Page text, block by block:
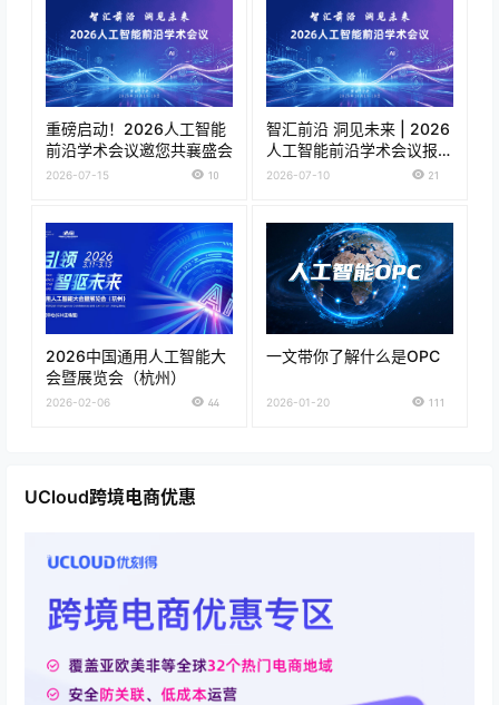
重磅启动！2026人工智能
前沿学术会议邀您共襄盛会
2026-07-15 10
智汇前沿 洞见未来 | 2026
人工智能前沿学术会议报名
正式开启！
2026-07-10 21
2026中国通用人工智能大
会暨展览会（杭州）
2026-02-06 44
一文带你了解什么是OPC
2026-01-20 111
UCloud跨境电商优惠